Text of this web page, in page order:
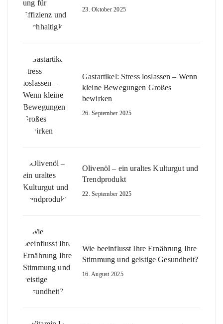
23. Oktober 2025
Gastartikel: Stress loslassen – Wenn
kleine Bewegungen Großes
bewirken
26. September 2025
Olivenöl – ein uraltes Kulturgut und
Trendprodukt
22. September 2025
Wie beeinflusst Ihre Ernährung Ihre
Stimmung und geistige Gesundheit?
16. August 2025